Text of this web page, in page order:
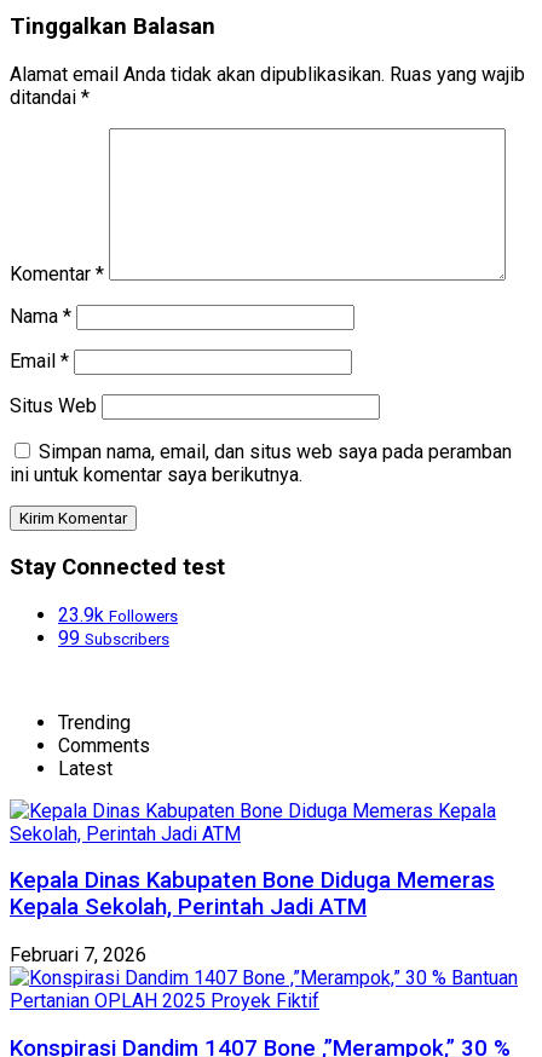
Tinggalkan Balasan
Alamat email Anda tidak akan dipublikasikan. Ruas yang wajib
ditandai *
Komentar *
Nama *
Email *
Situs Web
Simpan nama, email, dan situs web saya pada peramban
ini untuk komentar saya berikutnya.
Stay Connected test
23.9k Followers
99 Subscribers
Trending
Comments
Latest
Kepala Dinas Kabupaten Bone Diduga Memeras
Kepala Sekolah, Perintah Jadi ATM
Februari 7, 2026
Konspirasi Dandim 1407 Bone ,”Merampok,” 30 %